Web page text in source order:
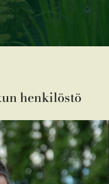
henkilöstö